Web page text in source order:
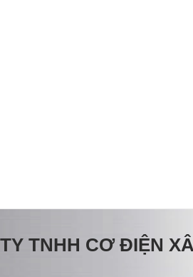
TNHH CƠ ĐIỆN